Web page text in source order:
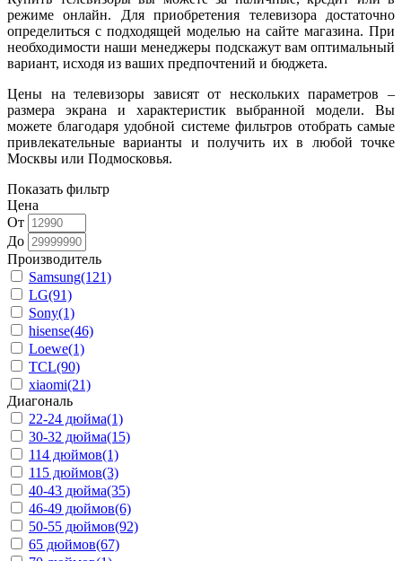
режиме онлайн. Для приобретения телевизора достаточно
определиться с подходящей моделью на сайте магазина. При
необходимости наши менеджеры подскажут вам оптимальный
вариант, исходя из ваших предпочтений и бюджета.
Цены на телевизоры зависят от нескольких параметров –
размера экрана и характеристик выбранной модели. Вы
можете благодаря удобной системе фильтров отобрать самые
привлекательные варианты и получить их в любой точке
Москвы или Подмосковья.
Показать фильтр
Цена
От
До
Производитель
Samsung(121)
LG(91)
Sony(1)
hisense(46)
Loewe(1)
TCL(90)
xiaomi(21)
Диагональ
22-24 дюйма(1)
30-32 дюйма(15)
114 дюймов(1)
115 дюймов(3)
40-43 дюйма(35)
46-49 дюймов(6)
50-55 дюймов(92)
65 дюймов(67)